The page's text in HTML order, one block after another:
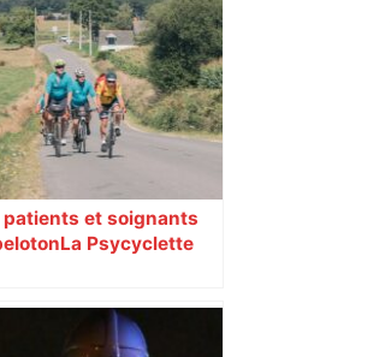
et soignants
La Psycyclette
troubles psychiques,
des cyclotouristes.